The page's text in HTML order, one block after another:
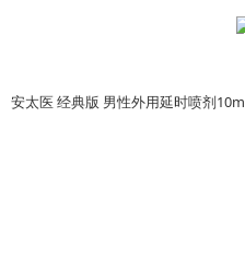
安太医 经典版 男性外用延时喷剂10m